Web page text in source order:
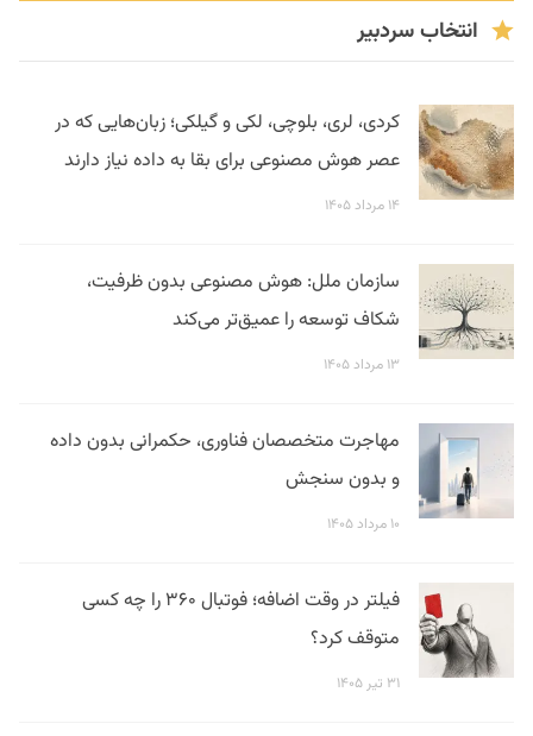
انتخاب سردبیر
کردی، لری، بلوچی، لکی و گیلکی؛ زبان‌هایی که در
عصر هوش مصنوعی برای بقا به داده نیاز دارند
۱۴ مرداد ۱۴۰۵
سازمان ملل: هوش مصنوعی بدون ظرفیت،
شکاف توسعه را عمیق‌تر می‌کند
۱۳ مرداد ۱۴۰۵
مهاجرت متخصصان فناوری، حکمرانی بدون داده
و بدون سنجش
۱۰ مرداد ۱۴۰۵
فیلتر در وقت اضافه؛ فوتبال ۳۶۰ را چه کسی
متوقف کرد؟
۳۱ تیر ۱۴۰۵